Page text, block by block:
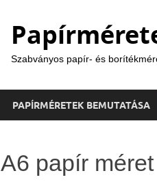
Szabványos papír- és
PAPÍRMÉRETEK BEMUTATÁSA
A6 papír méret